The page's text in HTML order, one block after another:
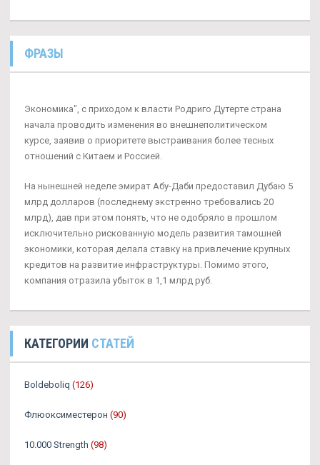
ФРАЗЫ
Экономика", с приходом к власти Родриго Дутерте страна
начала проводить изменения во внешнеполитическом
курсе, заявив о приоритете выстраивания более тесных
отношений с Китаем и Россией.
На нынешней неделе эмират Абу-Даби предоставил Дубаю 5
млрд долларов (последнему экстренно требовались 20
млрд), дав при этом понять, что не одобряло в прошлом
исключительно рискованную модель развития тамошней
экономики, которая делала ставку на привлечение крупных
кредитов на развитие инфраструктуры. Помимо этого,
компания отразила убыток в 1,1 млрд руб.
КАТЕГОРИИ СТАТЕЙ
Boldeboliq (126)
Флюоксиместерон (90)
10.000 Strength (98)